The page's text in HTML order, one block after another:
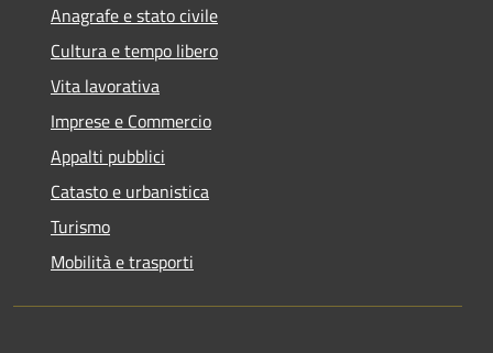
Anagrafe e stato civile
Cultura e tempo libero
Vita lavorativa
Imprese e Commercio
Appalti pubblici
Catasto e urbanistica
Turismo
Mobilità e trasporti